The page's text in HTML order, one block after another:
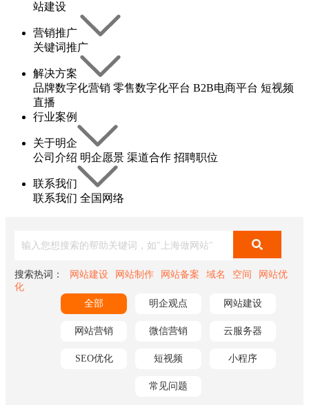
站建设
营销推广
关键词推广
解决方案
品牌数字化营销 零售数字化平台 B2B电商平台 短视频
直播
行业案例
关于明企
公司介绍 明企愿景 渠道合作 招聘职位
联系我们
联系我们 全国网络
搜索热词： 网站建设 网站制作 网站备案 域名 空间
网站优
化
全部
明企观点 网站建设
网站营销 微信营销 云服务器
SEO优化 短视频 小程序
常见问题